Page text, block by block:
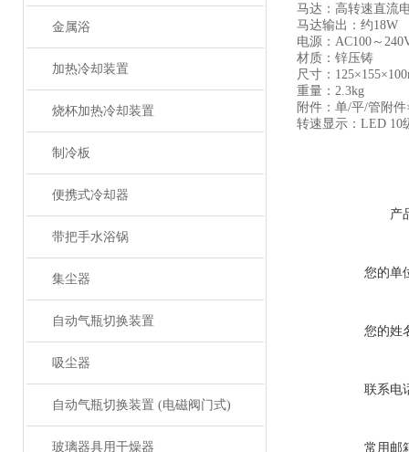
金属浴
加热冷却装置
烧杯加热冷却装置
制冷板
便携式冷却器
带把手水浴锅
集尘器
自动气瓶切换装置
吸尘器
自动气瓶切换装置 (电磁阀门式)
玻璃器具用干燥器
马达：高转速直流
马达输出：约18W
电源：AC100～
材质：锌压铸
尺寸：
重量：2.3kg
附件：单/平/管附
转速显示：LED 10
产
您的单
您的姓
联系电
常用邮